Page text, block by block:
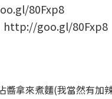
http://goo.gl/80Fxp8
拿來煮麵(我當然有加